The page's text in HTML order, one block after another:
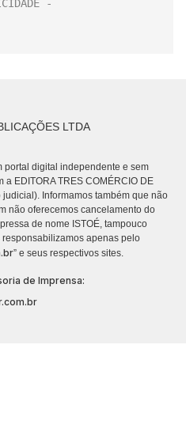
LTDA
portal digital independente e sem
EDITORA TRES COMÉRCIO DE
judicial). Informamos também que não
não oferecemos cancelamento do
de nome ISTOÉ, tampouco
apenas pelo
” e seus respectivos sites.
de Imprensa: